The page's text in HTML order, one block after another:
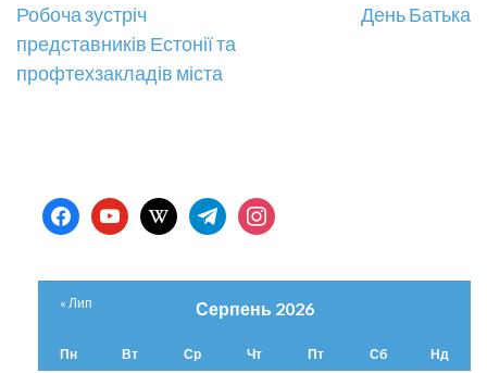
Навігація
записів
Робоча зустріч
представників Естонії та
профтехзакладів міста
День Батька
facebookyoutubewikipediatelegraminstagram
Серпень 2026
Пн Вт Ср Чт Пт Сб Нд
« Лип